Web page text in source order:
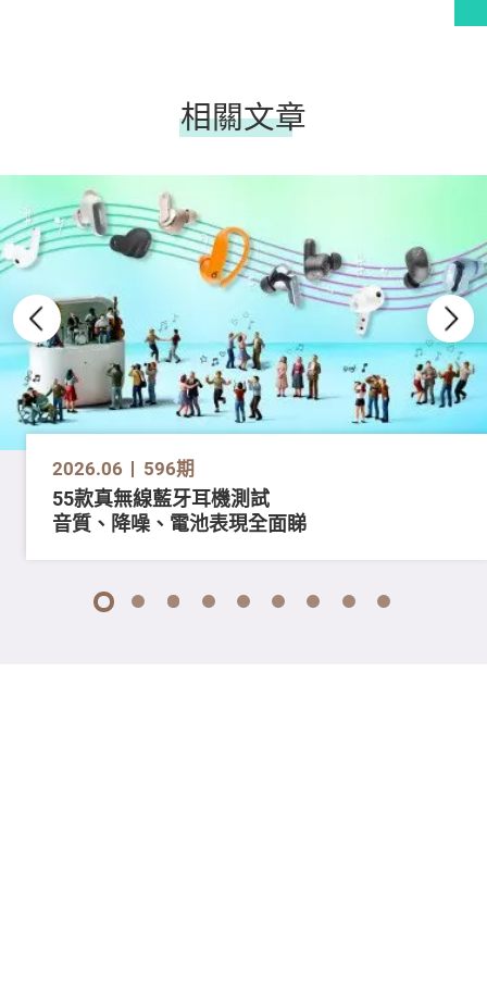
相關文章
2026.06 596期
55款真無線藍牙耳機測試
音質、降噪、電池表現全面睇
1 2 3 4 5 6 7 8 9